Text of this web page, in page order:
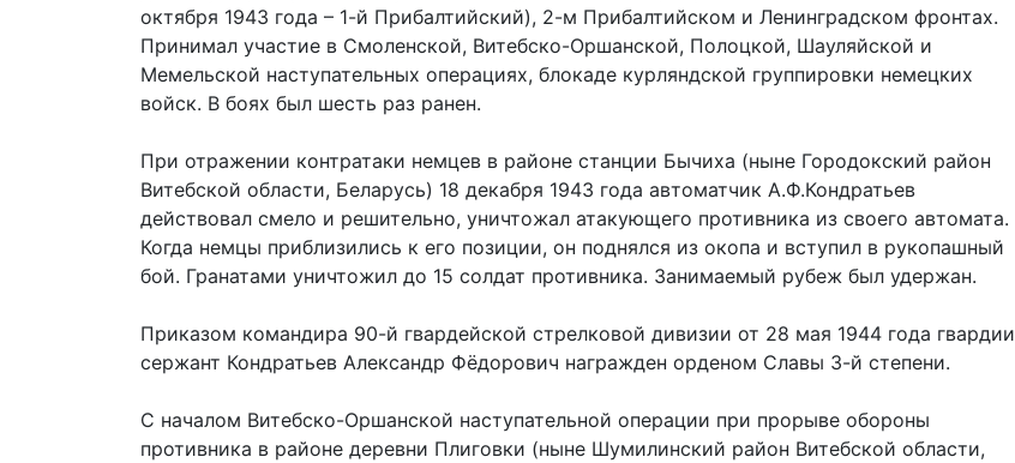
октября 1943 года – 1-й Прибалтийский), 2-м Прибалтийском и Ленинградском фронтах.
Принимал участие в Смоленской, Витебско-Оршанской, Полоцкой, Шауляйской и
Мемельской наступательных операциях, блокаде курляндской группировки немецких
войск. В боях был шесть раз ранен.
При отражении контратаки немцев в районе станции Бычиха (ныне Городокский район
Витебской области, Беларусь) 18 декабря 1943 года автоматчик А.Ф.Кондратьев
действовал смело и решительно, уничтожал атакующего противника из своего автомата.
Когда немцы приблизились к его позиции, он поднялся из окопа и вступил в рукопашный
бой. Гранатами уничтожил до 15 солдат противника. Занимаемый рубеж был удержан.
Приказом командира 90-й гвардейской стрелковой дивизии от 28 мая 1944 года гвардии
сержант Кондратьев Александр Фёдорович награжден орденом Славы 3-й степени.
С началом Витебско-Оршанской наступательной операции при прорыве обороны
противника в районе деревни Плиговки (ныне Шумилинский район Витебской области,